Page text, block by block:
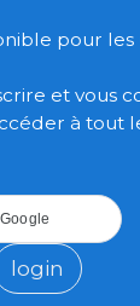
exercée
la
a
16,75
la série
de 15,35 %
% par
pour les
et vous
à tout
login